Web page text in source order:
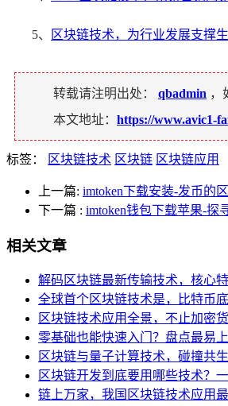
5、 区块链技术，为行业发展支撑
转载请注明出处： qbadmin ，
本文地址： https://www.avic1-
标签： 区块链技术 区块链 区块链应用
上一篇: imtoken下载安装-发币的
下一篇 : imtoken钱包下载苹果-探
相关文章
解码区块链最新传输技术，核心
全球首个区块链技术是，比特币
区块链技术应用全景，不止加密
零基础也能快速入门？盘点最易
区块链与量子计算技术，碰撞共
区块链开发到底要用哪些技术？
链上万家，我国区块链技术应用